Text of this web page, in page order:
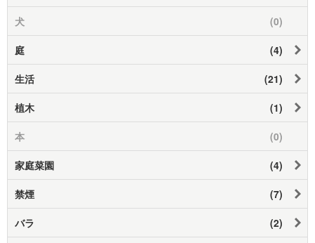
犬 (0)
庭 (4)
生活 (21)
植木 (1)
本 (0)
家庭菜園 (4)
禁煙 (7)
バラ (2)